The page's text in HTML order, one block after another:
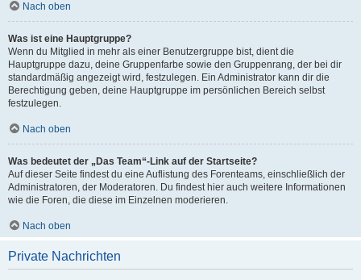
Nach oben
Was ist eine Hauptgruppe?
Wenn du Mitglied in mehr als einer Benutzergruppe bist, dient die
Hauptgruppe dazu, deine Gruppenfarbe sowie den Gruppenrang, der bei dir
standardmäßig angezeigt wird, festzulegen. Ein Administrator kann dir die
Berechtigung geben, deine Hauptgruppe im persönlichen Bereich selbst
festzulegen.
Nach oben
Was bedeutet der „Das Team“-Link auf der Startseite?
Auf dieser Seite findest du eine Auflistung des Forenteams, einschließlich der
Administratoren, der Moderatoren. Du findest hier auch weitere Informationen
wie die Foren, die diese im Einzelnen moderieren.
Nach oben
Private Nachrichten